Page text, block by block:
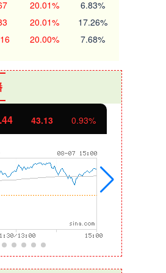
20.01% 6.83%
20.01% 17.26%
20.00% 7.68%
11.37 1.01%